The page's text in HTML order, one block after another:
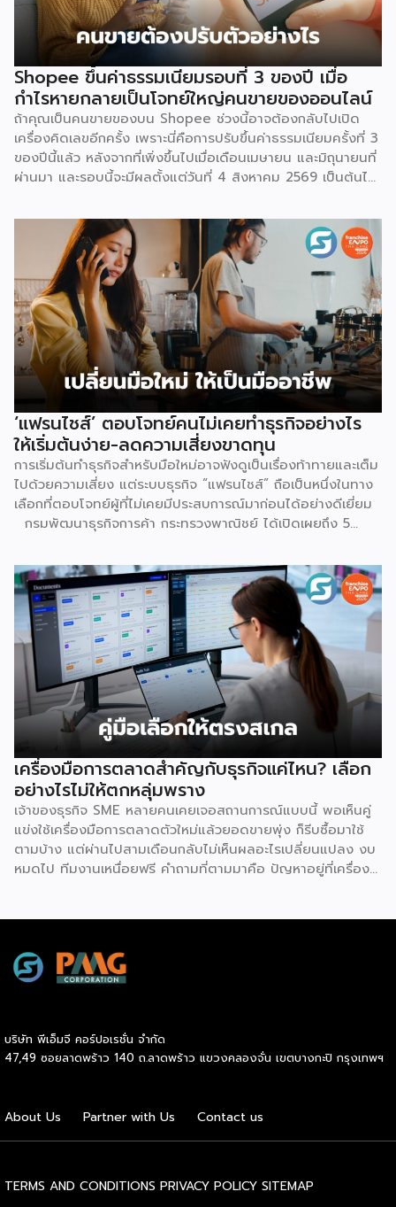
Shopee ขึ้นค่าธรรมเนียมรอบที่ 3 ของปี เมื่อ
กำไรหายกลายเป็นโจทย์ใหญ่คนขายของออนไลน์
ถ้าคุณเป็นคนขายของบน Shopee ช่วงนี้อาจต้องกลับไปเปิด
เครื่องคิดเลขอีกครั้ง เพราะนี่คือการปรับขึ้นค่าธรรมเนียมครั้งที่ 3
ของปีนี้แล้ว หลังจากที่เพิ่งขึ้นไปเมื่อเดือนเมษายน และมิถุนายนที่
ผ่านมา และรอบนี้จะมีผลตั้งแต่วันที่ 4 สิงหาคม 2569 เป็นต้นไป
เช่น ร้านที่เป็นแบรนด์ขนาดใหญ่ จะมีเรตสูงสุด 19.26% ในหมวด
แฟชั่น และ FMCG, ร้าน Non-Mall ทั่วไป สูงสุด 17.12% เป็นต้น
โดยตัวเลขเหล่านี้รวม VAT 7% แล้ว และยังไม่นับค่าธรรมเนียม
อื่นที่เก็บซ้อนอยู่ เช่น ค่าธรรมเนียมการชำระเงิน (เริ่มต้น 3.21%)
และค่าธรรมเนียมโครงสร้างพื้นฐาน 1.07 บาทต่อออร์เดอร์
(สำหรับร้านที่มียอดขายเกิน 100 ออร์เดอร์ต่อเดือน) ลอง
คำนวณดู หากเป็นร้าน Non-Mall ขายเสื้อยืดตัวละ 100 บาท ค่า
ส่ง 25 บาท เมื่อหักค่าธรรมเนียมการขาย […]
‘แฟรนไชส์’ ตอบโจทย์คนไม่เคยทำธุรกิจอย่างไร
ให้เริ่มต้นง่าย-ลดความเสี่ยงขาดทุน
การเริ่มต้นทำธุรกิจสำหรับมือใหม่อาจฟังดูเป็นเรื่องท้าทายและเต็ม
ไปด้วยความเสี่ยง แต่ระบบธุรกิจ “แฟรนไชส์” ถือเป็นหนึ่งในทาง
เลือกที่ตอบโจทย์ผู้ที่ไม่เคยมีประสบการณ์มาก่อนได้อย่างดีเยี่ยม
กรมพัฒนาธุรกิจการค้า กระทรวงพาณิชย์ ได้เปิดเผยถึง 5
การลงทุนที่น่าสนใจและช่วยลดอุปสรรคสำหรับผู้เริ่มต้นได้อย่างมี
ประสิทธิภาพ เหตุผลประการแรกคือ การมีโมเดลธุรกิจที่ชัดเจน
และพร้อมนำไปใช้ทันที ซึ่งถือเป็นการลดความเสี่ยงด้านการลงทุน
ได้อย่างดีที่สุด เนื่องจากผู้ลงทุนไม่จำเป็นต้องเสียเวลาลองผิด
ลองถูกเอง ระบบแฟรนไชส์ถูกออกแบบและผ่านการพิสูจน์ความ
สำเร็จมาแล้วโดยเจ้าของแบรนด์ ซึ่งมีการจัดเตรียมอุปกรณ์
โครงสร้างร้านตามมาตรฐาน พร้อมคู่มือการปฏิบัติงานที่ชัดเจน
อีกทั้งยังมีทีมงานคอยช่วยสอนงานทั้งภาคทฤษฎีและปฏิบัติก่อน
เปิดร้านจริง ทำให้ผู้ซื้อแฟรนไชส์สามารถควบคุมคุณภาพของ
สินค้าและบริการให้เป็นไปตามมาตรฐานได้อย่างง่ายดาย เหตุผล
ประการต่อมาคือ แบรนด์มีชื่อเสียงและมีฐานลูกค้าที่แข็งแกร่งอยู่
แล้ว การซื้อแฟรนไชส์ทำให้ผู้ลงทุนได้ครอบครองแบรนด์ที่เป็นที่
รู้จักในตลาด ส่งผลให้มีกลุ่มลูกค้าพร้อมอุดหนุนตั้งแต่วันแรกที่
เปิดทำการ นอกจากนี้ เจ้าของแบรนด์ยังทำการตลาด
ประชาสัมพันธ์ และสร้างการรับรู้แบรนด์อย่างต่อเนื่อง ซึ่งช่วยให้
ผู้ลงทุนประหยัดงบประมาณด้านการตลาดและสร้างความเชื่อมั่น
ให้กับผู้บริโภคได้อย่างรวดเร็ว ประการที่สามคือ การมีที่ปรึกษา
ทางธุรกิจอย่างใกล้ชิดตลอดระยะเวลาสัญญา คอยให้คำแนะนำ
และร่วมแก้ปัญหาต่างๆ ทำให้ผู้ลงทุนมั่นใจได้ว่าจะไม่ได้เดินอยู่บน
เส้นทางธุรกิจเพียงลำพัง เหตุผลประการที่สี่คือ โอกาสเติบโต
ให้คำปรึกษาด้านการบริหารการเงิน การประมาณการรายรับ-ราย
จ่าย ตลอดจนการจัดการสต๊อกสินค้าอย่างเป็นระบบ ช่วยให้ระบบ
การเงินของร้านมีสภาพคล่องที่ดี เพิ่มโอกาสในการคืนทุนได้เร็ว
ในแวดวงธุรกิจต่อไปได้ไม่ยาก และเหตุผลประการสุดท้ายคือ
การเข้าถึงแหล่งเงินทุนได้ง่ายกว่าธุรกิจทั่วไป สถาบันการเงินส่วน
ใหญ่ให้ความไว้วางใจและอนุมัติสินเชื่อแก่ผู้ขอซื้อแฟรนไชส์ที่เป็น
เครื่องมือการตลาดสำคัญกับธุรกิจแค่ไหน? เลือก
อย่างไรไม่ให้ตกหลุ่มพราง
เจ้าของธุรกิจ SME หลายคนเคยเจอสถานการณ์แบบนี้ พอเห็นคู่
แข่งใช้เครื่องมือการตลาดตัวใหม่แล้วยอดขายพุ่ง ก็รีบซื้อมาใช้
ตามบ้าง แต่ผ่านไปสามเดือนกลับไม่เห็นผลอะไรเปลี่ยนแปลง งบ
หมดไป ทีมงานเหนื่อยฟรี คำถามที่ตามมาคือ ปัญหาอยู่ที่เครื่อง
DAAT ชี้ว่าผู้เชี่ยวชาญแนะนำให้ธุรกิจจัดสรรงบประมาณราว 30%
ไว้สำหรับการสร้างแบรนด์ (Brand Building) ในระยะยาว แทนที่
Top of Mind ของผู้บริโภคจะเป็นฝ่ายได้เปรียบเมื่อสถานการณ์
กลับมาคึกคักอีกครั้ง นี่คือจุดที่เครื่องมือการตลาดเข้ามามี
Optimization ด้วย AI แต่ต้องย้ำว่าเครื่องมือทำหน้าที่ “รับใช้
กลยุทธ์” […]
บริษัท พีเอ็มจี คอร์ปอเรชั่น จำกัด
47,49 ซอยลาดพร้าว 140 ถ.ลาดพร้าว แขวงคลองจั่น เขตบางกะปิ กรุงเทพฯ
About Us Partner with Us Contact us
TERMS AND CONDITIONS PRIVACY POLICY SITEMAP